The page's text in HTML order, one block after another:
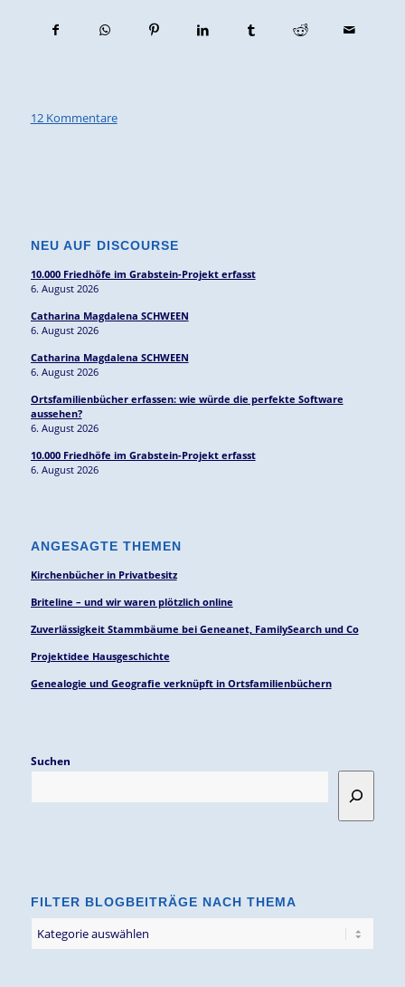
12 Kommentare
NEU AUF DISCOURSE
10.000 Friedhöfe im Grabstein-Projekt erfasst
6. August 2026
Catharina Magdalena SCHWEEN
6. August 2026
Catharina Magdalena SCHWEEN
6. August 2026
Ortsfamilienbücher erfassen: wie würde die perfekte Software
aussehen?
6. August 2026
10.000 Friedhöfe im Grabstein-Projekt erfasst
6. August 2026
ANGESAGTE THEMEN
Kirchenbücher in Privatbesitz
Briteline – und wir waren plötzlich online
Zuverlässigkeit Stammbäume bei Geneanet, FamilySearch und Co
Projektidee Hausgeschichte
Genealogie und Geografie verknüpft in Ortsfamilienbüchern
Suchen
FILTER BLOGBEITRÄGE NACH THEMA
Blogbeiträge